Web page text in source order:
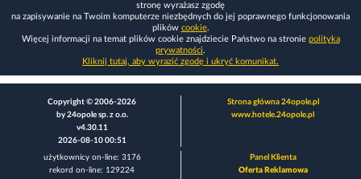
stronę wyrażasz zgodę
na zapisywanie na Twoim komputerze niezbędnych do jej poprawnego funkcjonowania
plików cookie.
Więcej informacji na temat plików cookie znajdziecie Państwo na stronie polityka
prywatności.
Kliknij tutaj, aby wyrazić zgodę i ukryć komunikat.
Copyright © 2006-2026
by 24opole sp. z o.o.
v4.30.11
2026-08-10 00:51
Strona główna 24opole.pl
www.hotele.24opole.pl
użytkownicy on-line: 3176
rekord on-line: 129224
Panel Klienta
Oferta Reklamowa